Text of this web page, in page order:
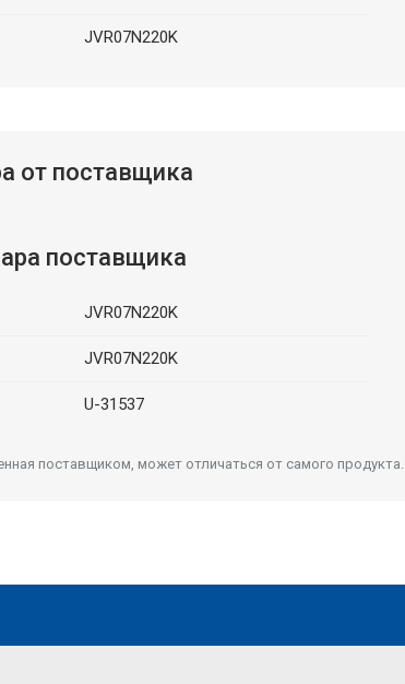
JVR07N220K
от поставщика
поставщика
JVR07N220K
JVR07N220K
U-31537
поставщиком, может отличаться от самого